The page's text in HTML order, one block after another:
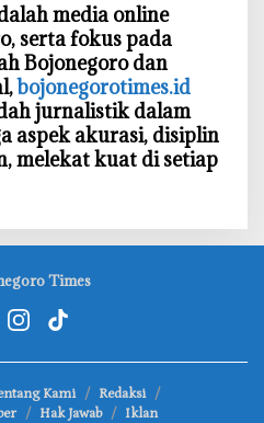
media online
serta fokus pada
Bojonegoro dan
bojonegorotimes.id
jurnalistik dalam
aspek akurasi, disiplin
melekat kuat di setiap
Kami
Redaksi
Hak Jawab Iklan